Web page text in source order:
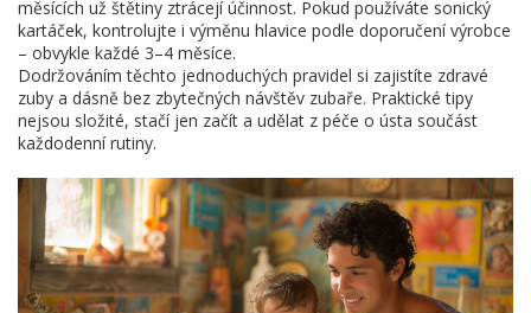
měsících už štětiny ztrácejí účinnost. Pokud používáte sonický
kartáček, kontrolujte i výměnu hlavice podle doporučení výrobce
– obvykle každé 3–4 měsíce.
Dodržováním těchto jednoduchých pravidel si zajistíte zdravé
zuby a dásně bez zbytečných návštěv zubaře. Praktické tipy
nejsou složité, stačí jen začít a udělat z péče o ústa součást
každodenní rutiny.